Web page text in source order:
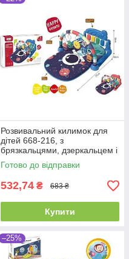
Розвивальний килимок для
дітей 668-216, з
брязкальцями, дзеркальцем і
піаніно, 2 кольори
Готово до відправки
532,74 ₴ 683 ₴
Купити
–25%